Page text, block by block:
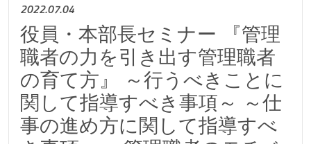
2022.07.04
役員・本部長セミナー 『管理
職者の力を引き出す管理職者
の育て方』 ～行うべきことに
関して指導すべき事項～ ～仕
事の進め方に関して指導すべ